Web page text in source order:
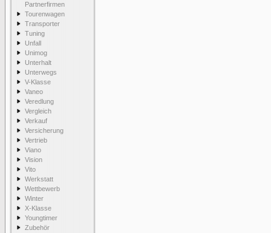
Partnerfirmen
Tourenwagen
Transporter
Tuning
Unfall
Unimog
Unterhalt
Unterwegs
V-Klasse
Vaneo
Veredlung
Vergleich
Verkauf
Versicherung
Vertrieb
Viano
Vision
Vito
Werkstatt
Wettbewerb
Winter
X-Klasse
Youngtimer
Zubehör